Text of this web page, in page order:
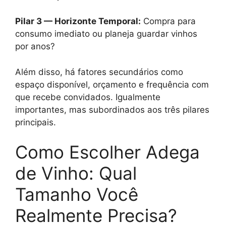
Pilar 3 — Horizonte Temporal: Compra para
consumo imediato ou planeja guardar vinhos
por anos?
Além disso, há fatores secundários como
espaço disponível, orçamento e frequência com
que recebe convidados. Igualmente
importantes, mas subordinados aos três pilares
principais.
Como Escolher Adega
de Vinho: Qual
Tamanho Você
Realmente Precisa?